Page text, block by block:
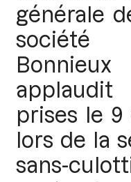
générale
société
Bonnieux
prises le
lors de la
sans-